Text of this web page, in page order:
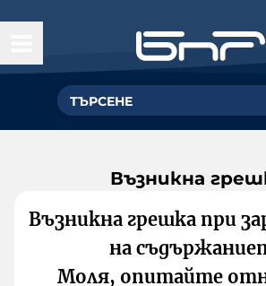
Възникна
Възникна грешка при
на
Моля, опитайте